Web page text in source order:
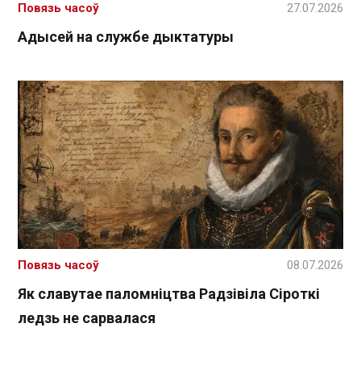
Адысей на службе дыктатуры
Повязь часоў 27.07.2026
Як славутае паломніцтва Радзівіла Сіроткі
ледзь не сарвалася
Повязь часоў 08.07.2026